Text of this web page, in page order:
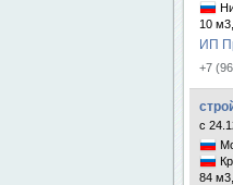
10
ИП
+7
с
84